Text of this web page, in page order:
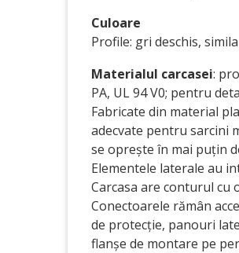
Culoare
Profile: gri deschis,
Materialul carcasei:
PA, UL 94 V0; pentru
Fabricate din material
adecvate pentru sarcini
se oprește în mai puțin
Elementele laterale au
Carcasa are conturul cu
Conectoarele rămân
de protecție, panouri
flanșe de montare pe